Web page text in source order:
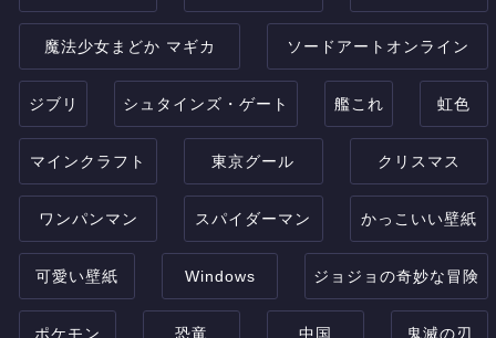
魔法少女まどか マギカ ソードアートオンライン
ジブリ シュタインズ・ゲート 艦これ 虹色
マインクラフト 東京グール クリスマス
ワンパンマン スパイダーマン かっこいい壁紙
可愛い壁紙 Windows ジョジョの奇妙な冒険
ポケモン 恐竜 中国 鬼滅の刃